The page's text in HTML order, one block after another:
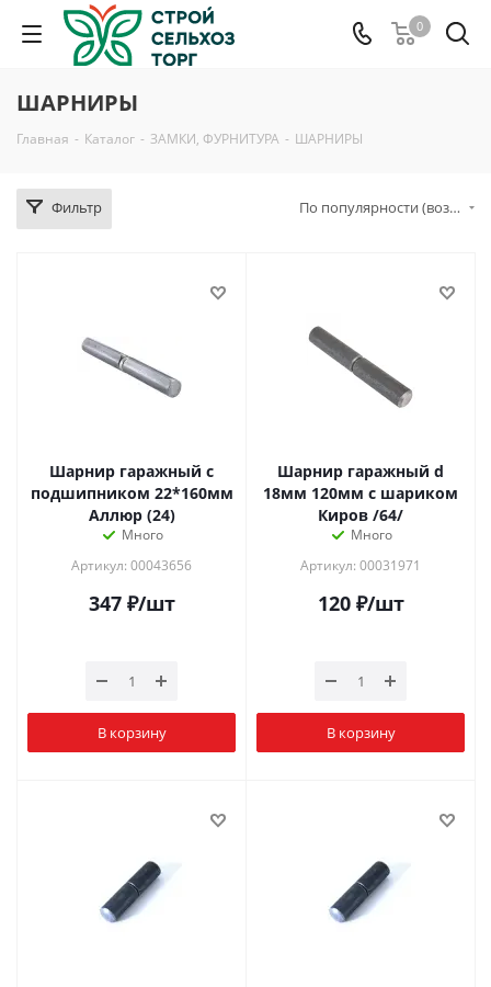
0
ШАРНИРЫ
Главная - Каталог - ЗАМКИ, ФУРНИТУРА - ШАРНИРЫ
Фильтр По популярности (возрастание)
Шарнир гаражный с
подшипником 22*160мм
Аллюр (24)
Много
Артикул: 00043656
347₽/шт
В корзину
Шарнир гаражный d
18мм 120мм с шариком
Киров /64/
Много
Артикул: 00031971
120₽/шт
В корзину